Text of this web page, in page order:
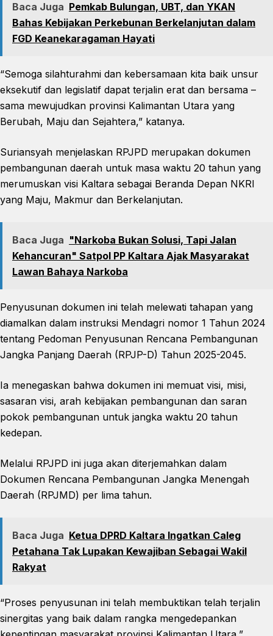
Baca Juga Pemkab Bulungan, UBT, dan YKAN
Bahas Kebijakan Perkebunan Berkelanjutan dalam
FGD Keanekaragaman Hayati
“Semoga silahturahmi dan kebersamaan kita baik unsur
eksekutif dan legislatif dapat terjalin erat dan bersama –
sama mewujudkan provinsi Kalimantan Utara yang
Berubah, Maju dan Sejahtera,” katanya.
Suriansyah menjelaskan RPJPD merupakan dokumen
pembangunan daerah untuk masa waktu 20 tahun yang
merumuskan visi Kaltara sebagai Beranda Depan NKRI
yang Maju, Makmur dan Berkelanjutan.
Baca Juga "Narkoba Bukan Solusi, Tapi Jalan
Kehancuran" Satpol PP Kaltara Ajak Masyarakat
Lawan Bahaya Narkoba
Penyusunan dokumen ini telah melewati tahapan yang
diamalkan dalam instruksi Mendagri nomor 1 Tahun 2024
tentang Pedoman Penyusunan Rencana Pembangunan
Jangka Panjang Daerah (RPJP-D) Tahun 2025-2045.
Ia menegaskan bahwa dokumen ini memuat visi, misi,
sasaran visi, arah kebijakan pembangunan dan saran
pokok pembangunan untuk jangka waktu 20 tahun
kedepan.
Melalui RPJPD ini juga akan diterjemahkan dalam
Dokumen Rencana Pembangunan Jangka Menengah
Daerah (RPJMD) per lima tahun.
Baca Juga Ketua DPRD Kaltara Ingatkan Caleg
Petahana Tak Lupakan Kewajiban Sebagai Wakil
Rakyat
“Proses penyusunan ini telah membuktikan telah terjalin
sinergitas yang baik dalam rangka mengedepankan